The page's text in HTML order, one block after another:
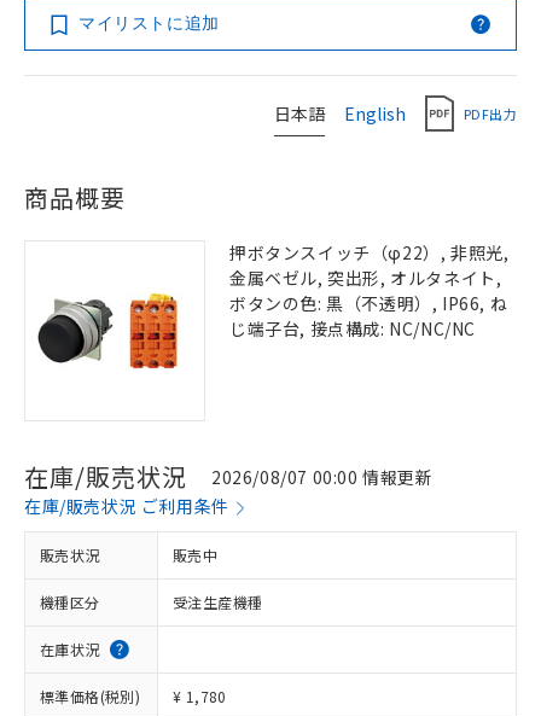
マイリストに追加
日本語 English PDF出力
商品概要
押ボタンスイッチ（φ22）, 非照光,
金属ベゼル, 突出形, オルタネイト,
ボタンの色: 黒（不透明）, IP66, ね
じ端子台, 接点構成: NC/NC/NC
在庫/販売状況
2026/08/07 00:00 情報更新
在庫/販売状況 ご利用条件
販売状況 販売中
機種区分 受注生産機種
在庫状況
標準価格(税別) ¥ 1,780